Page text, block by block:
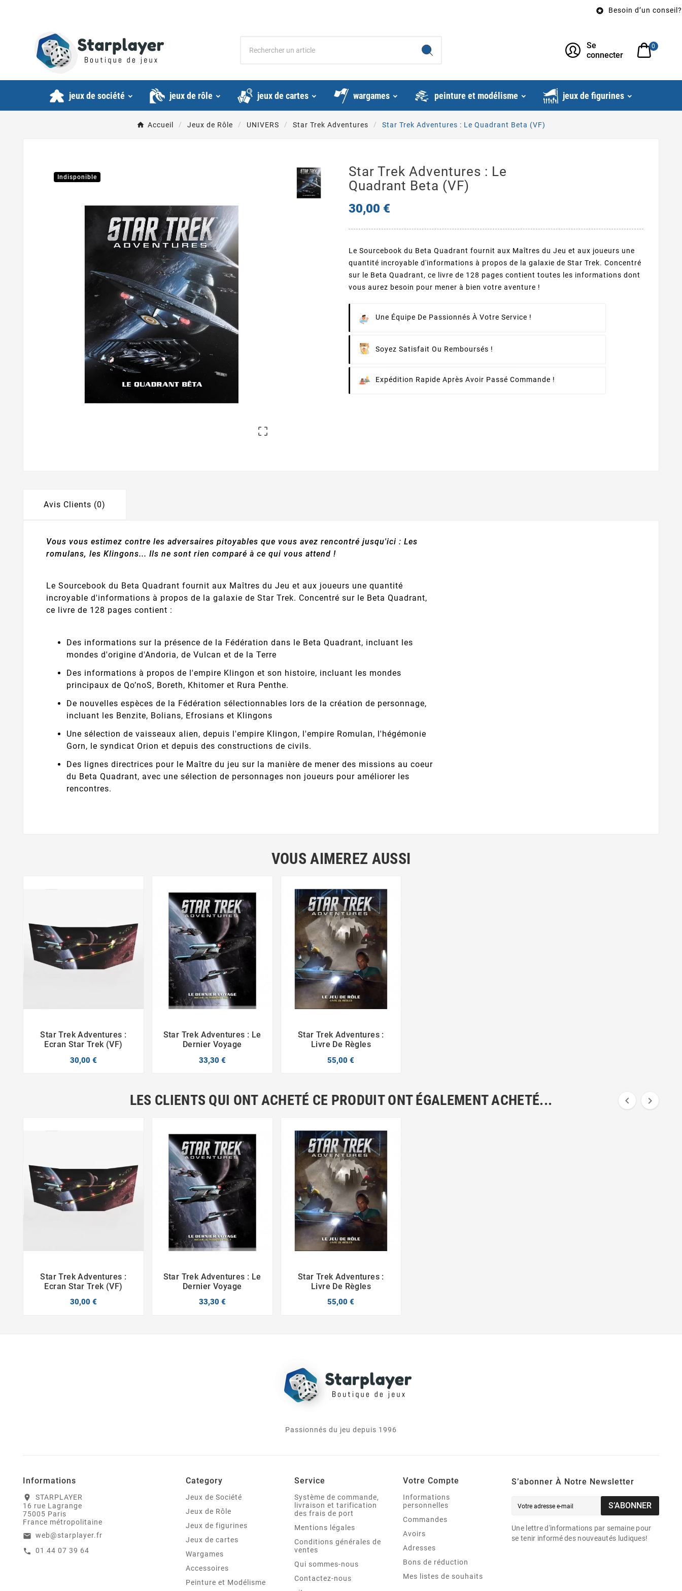
Besoin d’un conseil?
Se
connecter
0
jeux de société jeux de rôle jeux de cartes wargames peinture et modélisme jeux de figurines
Accueil Jeux de Rôle UNIVERS Star Trek Adventures Star Trek Adventures : Le Quadrant Beta (VF)
Indisponible

Star Trek Adventures : Le
Quadrant Beta (VF)
30,00 €
Le Sourcebook du Beta Quadrant fournit aux Maîtres du Jeu et aux joueurs une
quantité incroyable d'informations à propos de la galaxie de Star Trek. Concentré
sur le Beta Quadrant, ce livre de 128 pages contient toutes les informations dont
vous aurez besoin pour mener à bien votre aventure !
Une Équipe De Passionnés À Votre Service !
Soyez Satisfait Ou Remboursés !
Expédition Rapide Après Avoir Passé Commande !
Avis Clients (0)
Vous vous estimez contre les adversaires pitoyables que vous avez rencontré jusqu'ici : Les
romulans, les Klingons... Ils ne sont rien comparé à ce qui vous attend !
Le Sourcebook du Beta Quadrant fournit aux Maîtres du Jeu et aux joueurs une quantité
incroyable d'informations à propos de la galaxie de Star Trek. Concentré sur le Beta Quadrant,
ce livre de 128 pages contient :
Des informations sur la présence de la Fédération dans le Beta Quadrant, incluant les
mondes d'origine d'Andoria, de Vulcan et de la Terre
Des informations à propos de l'empire Klingon et son histoire, incluant les mondes
principaux de Qo’noS, Boreth, Khitomer et Rura Penthe.
De nouvelles espèces de la Fédération sélectionnables lors de la création de personnage,
incluant les Benzite, Bolians, Efrosians et Klingons
Une sélection de vaisseaux alien, depuis l'empire Klingon, l'empire Romulan, l'hégémonie
Gorn, le syndicat Orion et depuis des constructions de civils.
Des lignes directrices pour le Maître du jeu sur la manière de mener des missions au coeur
du Beta Quadrant, avec une sélection de personnages non joueurs pour améliorer les
rencontres.
VOUS AIMEREZ AUSSI
 
Star Trek Adventures :
Ecran Star Trek (VF)
30,00 €
 
Star Trek Adventures : Le
Dernier Voyage
33,30 €
 
Star Trek Adventures :
Livre De Règles
55,00 €
LES CLIENTS QUI ONT ACHETÉ CE PRODUIT ONT ÉGALEMENT ACHETÉ...  
 
Star Trek Adventures :
Ecran Star Trek (VF)
30,00 €
 
Star Trek Adventures : Le
Dernier Voyage
33,30 €
 
Star Trek Adventures :
Livre De Règles
55,00 €
Passionnés du jeu depuis 1996
Informations
location_on
STARPLAYER
16 rue Lagrange
75005 Paris
France métropolitaine
email web@starplayer.fr
call 01 44 07 39 64
Category
Jeux de Société
Jeux de Rôle
Jeux de figurines
Jeux de cartes
Wargames
Accessoires
Peinture et Modélisme
Service
Système de commande,
livraison et tarification
des frais de port
Mentions légales
Conditions générales de
ventes
Qui sommes-nous
Contactez-nous
Votre Compte
Informations
personnelles
Commandes
Avoirs
Adresses
Bons de réduction
Mes listes de souhaits
S’abonner À Notre Newsletter
S’ABONNER
Une lettre d'informations par semaine pour
se tenir informé des nouveautés ludiques!